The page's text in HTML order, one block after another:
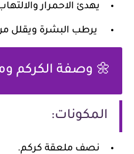
يهدئ الاحمرار
يرطب البشرة ويقلل
🌼 وصفة الكركم
المكونات:
نصف ملعقة كركم.